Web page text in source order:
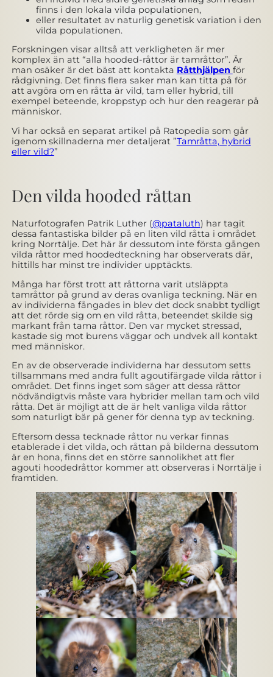
finns i den lokala vilda populationen,
eller resultatet av naturlig genetisk variation i den
vilda populationen.
Forskningen visar alltså att verkligheten är mer
komplex än att “alla hooded-råttor är tamråttor”. Är
man osäker är det bäst att kontakta Råtthjälpen för
rådgivning. Det finns flera saker man kan titta på för
att avgöra om en råtta är vild, tam eller hybrid, till
exempel beteende, kroppstyp och hur den reagerar på
människor.
Vi har också en separat artikel på Ratopedia som går
igenom skillnaderna mer detaljerat ”Tamråtta, hybrid
eller vild?”
Den vilda hooded råttan
Naturfotografen Patrik Luther (@pataluth) har tagit
dessa fantastiska bilder på en liten vild råtta i området
kring Norrtälje. Det här är dessutom inte första gången
vilda råttor med hoodedteckning har observerats där,
hittills har minst tre individer upptäckts.
Många har först trott att råttorna varit utsläppta
tamråttor på grund av deras ovanliga teckning. När en
av individerna fångades in blev det dock snabbt tydligt
att det rörde sig om en vild råtta, beteendet skilde sig
markant från tama råttor. Den var mycket stressad,
kastade sig mot burens väggar och undvek all kontakt
med människor.
En av de observerade individerna har dessutom setts
tillsammans med andra fullt agoutifärgade vilda råttor i
området. Det finns inget som säger att dessa råttor
nödvändigtvis måste vara hybrider mellan tam och vild
råtta. Det är möjligt att de är helt vanliga vilda råttor
som naturligt bär på gener för denna typ av teckning.
Eftersom dessa tecknade råttor nu verkar finnas
etablerade i det vilda, och råttan på bilderna dessutom
är en hona, finns det en större sannolikhet att fler
agouti hoodedråttor kommer att observeras i Norrtälje i
framtiden.